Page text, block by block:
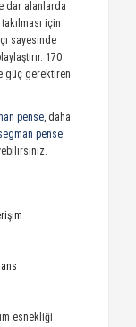
dar alanlarda
için
sayesinde
170
güç gerektiren
pense, daha
pense
esnekliği